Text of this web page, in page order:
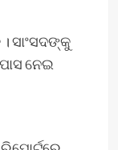
ସାଂସଦଙ୍କୁ
ନେଇ